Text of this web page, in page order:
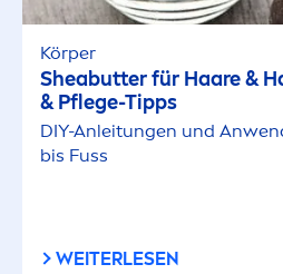
Körper
Sheabutterfür Haare &
& Pflege-Tipps
DIY-Anleitungen und
bis Fuss
WEITERLESEN